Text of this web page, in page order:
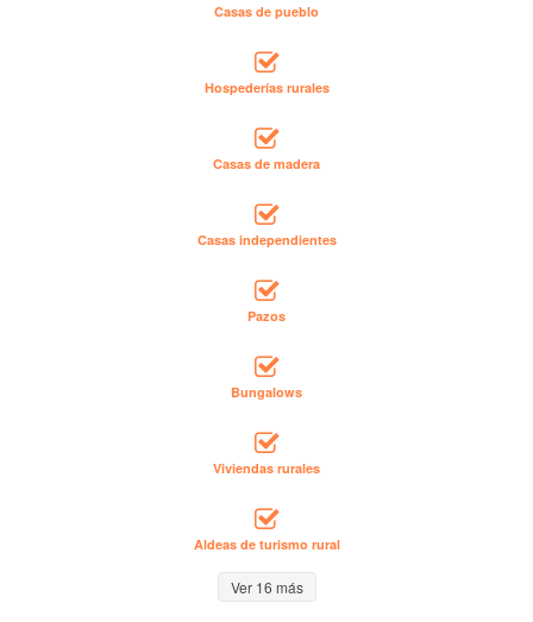
Casas de pueblo
Hospederías rurales
Casas de madera
Casas independientes
Pazos
Bungalows
Viviendas rurales
Aldeas de turismo rural
Ver 16 más